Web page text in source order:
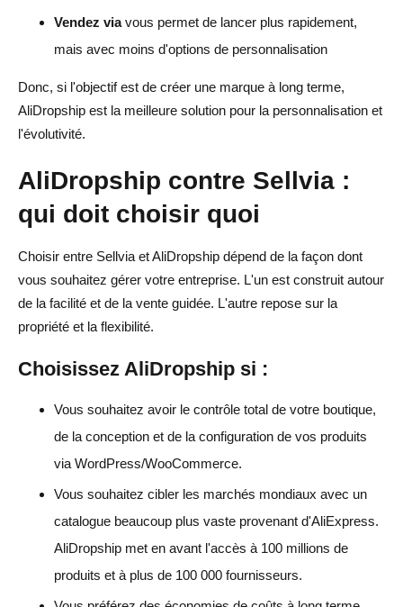
Vendez viavous permet de lancer plus rapidement,
mais avec moins d'options de personnalisation
Donc, si l'objectif est de créer une marque à long terme,
AliDropship est la meilleure solution pour la personnalisation et
l'évolutivité.
AliDropship contre Sellvia :
qui doit choisir quoi
Choisir entre Sellvia et AliDropship dépend de la façon dont
vous souhaitez gérer votre entreprise. L'un est construit autour
de la facilité et de la vente guidée. L'autre repose sur la
propriété et la flexibilité.
Choisissez AliDropship si :
Vous souhaitez avoir le contrôle total de votre boutique,
de la conception et de la configuration de vos produits
via WordPress/WooCommerce.
Vous souhaitez cibler les marchés mondiaux avec un
catalogue beaucoup plus vaste provenant d'AliExpress.
AliDropship met en avant l'accès à 100 millions de
produits et à plus de 100 000 fournisseurs.